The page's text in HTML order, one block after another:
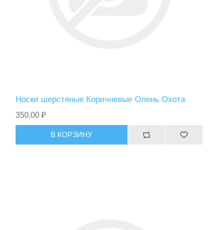
Носки шерстяные Коричневые Олень Охота
350,00 ₽
В КОРЗИНУ